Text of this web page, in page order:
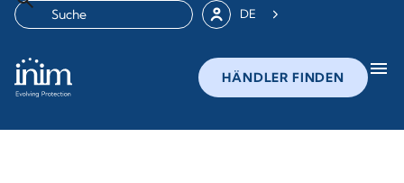
DE
HÄNDLER FINDEN menu